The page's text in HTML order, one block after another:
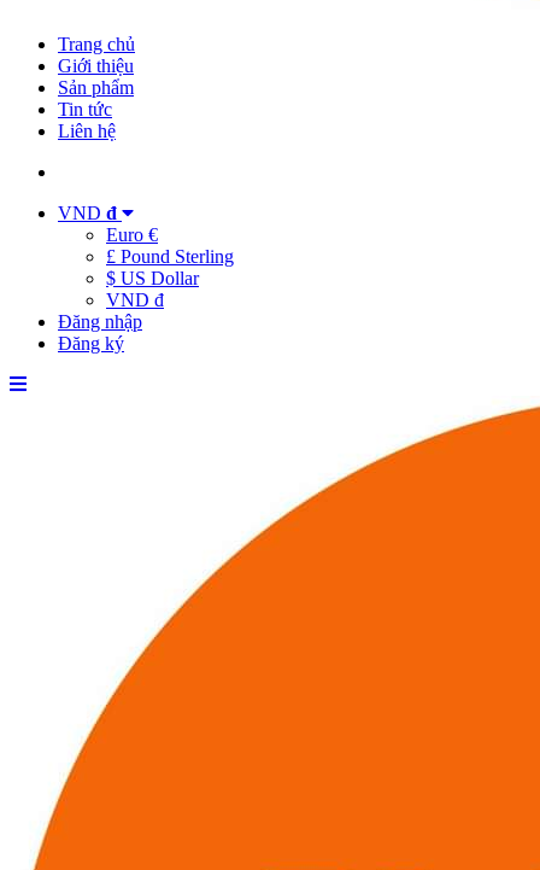
Trang chủ
Giới thiệu
Sản phẩm
Tin tức
Liên hệ
VND đ
Euro €
£ Pound Sterling
$ US Dollar
VND đ
Đăng nhập
Đăng ký